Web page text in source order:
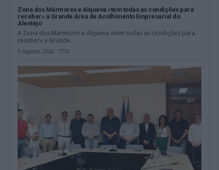
Zona dos Mármores e Alqueva «tem todas as condições para
receber» a Grande Área de Acolhimento Empresarial do
Alentejo
A Zona dos Mármores e Alqueva «tem todas as condições para
receber» a Grande...
5 Agosto, 2026 - 17:10